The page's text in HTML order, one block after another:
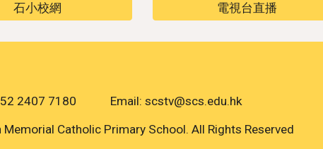
石小校網 電視台直播
2407 7180 Email: scstv@scs.edu.hk
Catholic Primary School. All Rights Reserved